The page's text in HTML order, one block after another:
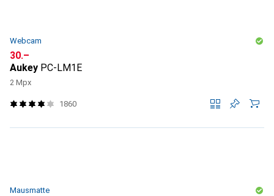
Webcam
CHF
30.–
Aukey PC-LM1E
2 Mpx
1860
Mausmatte